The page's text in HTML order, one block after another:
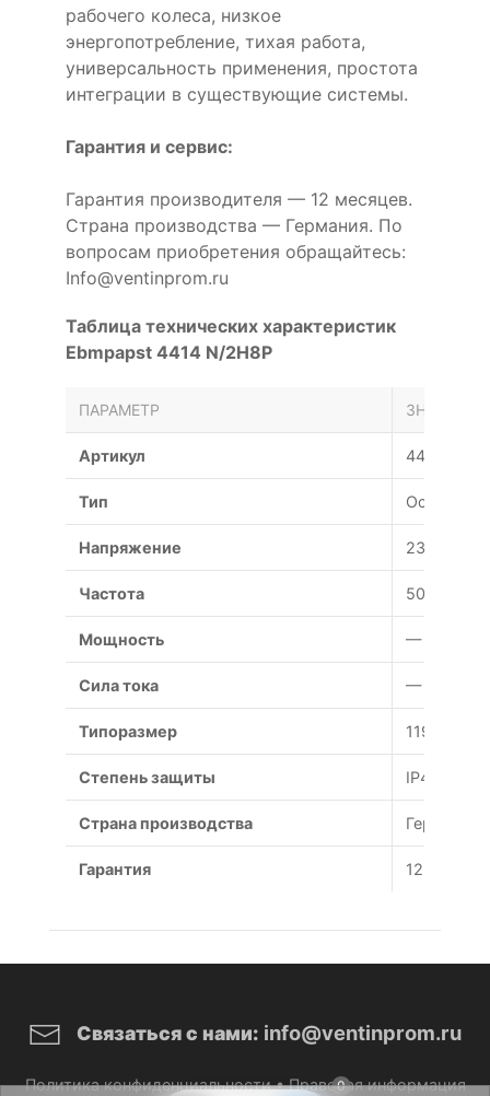
0
рабочего колеса, низкое
энергопотребление, тихая работа,
универсальность применения, простота
интеграции в существующие системы.
Гарантия и сервис:
Гарантия производителя — 12 месяцев.
Страна производства — Германия. По
вопросам приобретения обращайтесь:
Info@ventinprom.ru
Таблица технических характеристик
Ebmpapst 4414 N/2H8P
ПАРАМЕТР ЗНАЧЕНИЕ
Артикул 4414 N/
Тип Осевой
Напряжение 230 В
Частота 50 Гц
Мощность — Вт
Сила тока — А
Типоразмер
Степень защиты IP44
Страна производства Германия
Гарантия 12
Связаться с нами: info@ventinprom.ru
Политика конфиденциальности•Правовая информация